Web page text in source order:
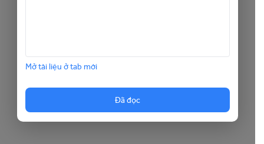
Mở tài liệu ở tab mới
Đã đọc